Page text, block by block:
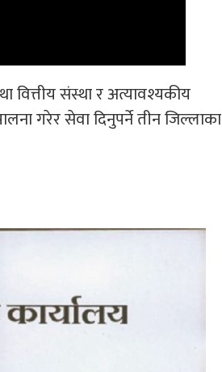
वित्तीय संस्था र अत्यावश्यकीय
गरेर सेवा दिनुपर्ने तीन जिल्लाका